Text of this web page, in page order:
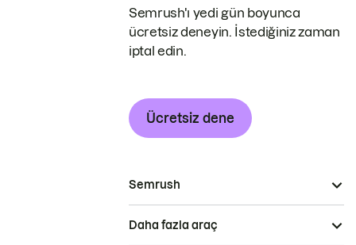
Semrush'ı yedi gün boyunca
ücretsiz deneyin. İstediğiniz zaman
iptal edin.
Ücretsiz dene
Semrush
Daha fazla araç